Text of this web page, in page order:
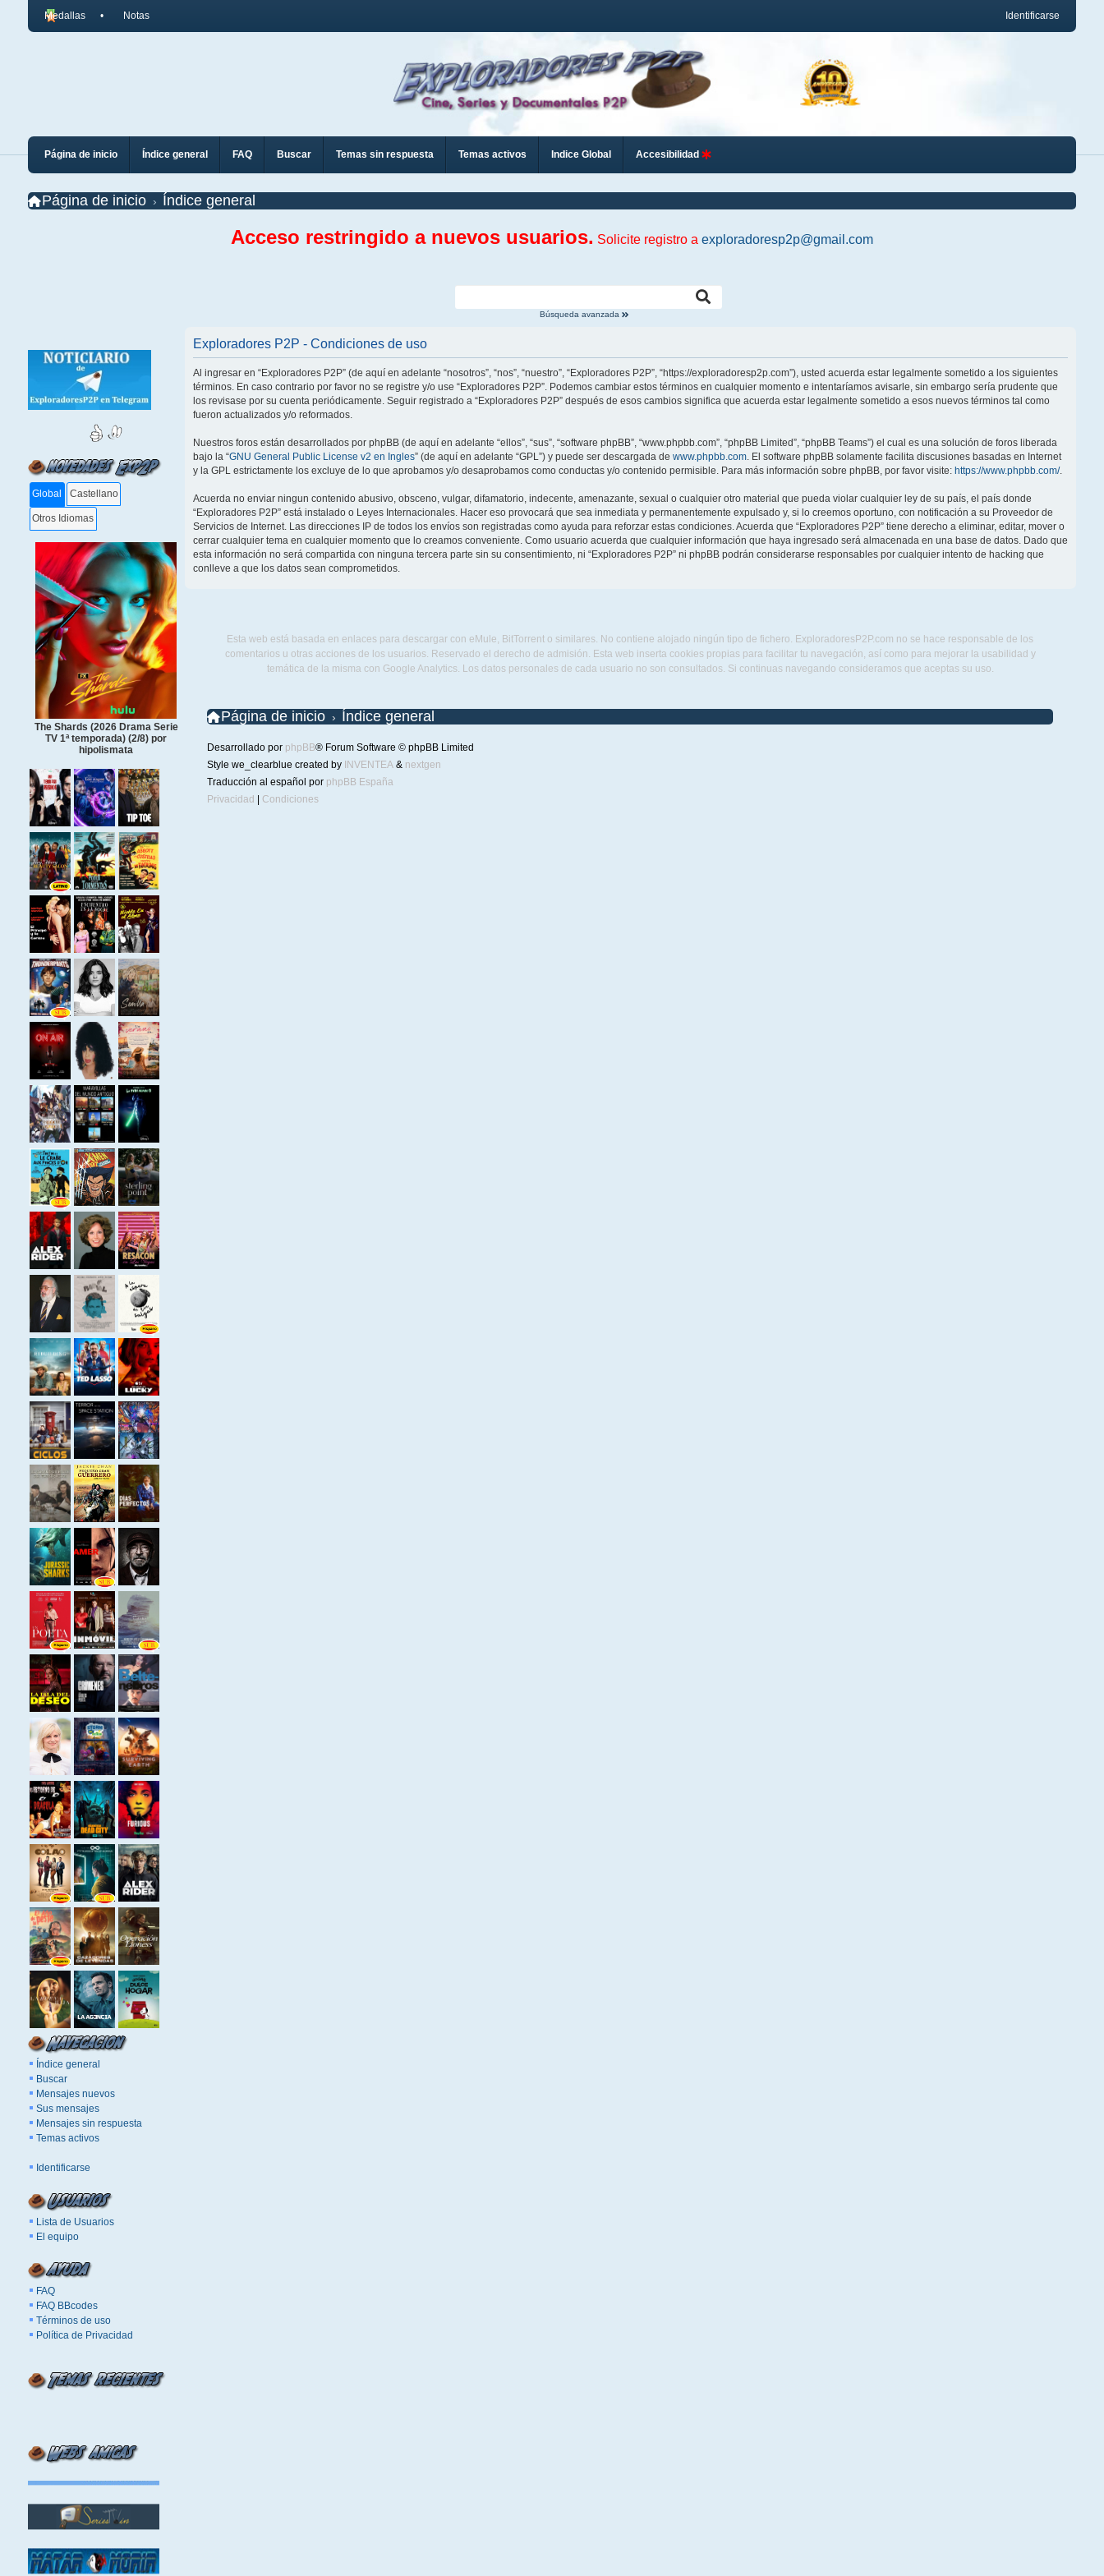
Identificarse
Medallas Notas
Página de inicio Índice general FAQ Buscar Temas sin respuesta Temas activos Indice Global Accesibilidad
Página de inicio Índice general
Acceso restringido a nuevos usuarios. Solicite registro a exploradoresp2p@gmail.com
Búsqueda avanzada
Global Castellano
Otros Idiomas
The Shards (2026 Drama Serie
TV 1ª temporada) (2/8) por
hipolismata
Índice general
Buscar
Mensajes nuevos
Sus mensajes
Mensajes sin respuesta
Temas activos
Identificarse
Lista de Usuarios
El equipo
FAQ
FAQ BBcodes
Términos de uso
Política de Privacidad
Exploradores P2P - Condiciones de uso
Al ingresar en “Exploradores P2P” (de aquí en adelante “nosotros”, “nos”, “nuestro”, “Exploradores P2P”, “https://exploradoresp2p.com”), usted acuerda estar legalmente sometido a los siguientes
términos. En caso contrario por favor no se registre y/o use “Exploradores P2P”. Podemos cambiar estos términos en cualquier momento e intentaríamos avisarle, sin embargo sería prudente que
los revisase por su cuenta periódicamente. Seguir registrado a “Exploradores P2P” después de esos cambios significa que acuerda estar legalmente sometido a esos nuevos términos tal como
fueron actualizados y/o reformados.
Nuestros foros están desarrollados por phpBB (de aquí en adelante “ellos”, “sus”, “software phpBB”, “www.phpbb.com”, “phpBB Limited”, “phpBB Teams”) el cual es una solución de foros liberada
bajo la “GNU General Public License v2 en Ingles” (de aquí en adelante “GPL”) y puede ser descargada de www.phpbb.com. El software phpBB solamente facilita discusiones basadas en Internet
y la GPL estrictamente los excluye de lo que aprobamos y/o desaprobamos como conductas y/o contenido permisible. Para más información sobre phpBB, por favor visite: https://www.phpbb.com/.
Acuerda no enviar ningun contenido abusivo, obsceno, vulgar, difamatorio, indecente, amenazante, sexual o cualquier otro material que pueda violar cualquier ley de su país, el país donde
“Exploradores P2P” está instalado o Leyes Internacionales. Hacer eso provocará que sea inmediata y permanentemente expulsado y, si lo creemos oportuno, con notificación a su Proveedor de
Servicios de Internet. Las direcciones IP de todos los envíos son registradas como ayuda para reforzar estas condiciones. Acuerda que “Exploradores P2P” tiene derecho a eliminar, editar, mover o
cerrar cualquier tema en cualquier momento que lo creamos conveniente. Como usuario acuerda que cualquier información que haya ingresado será almacenada en una base de datos. Dado que
esta información no será compartida con ninguna tercera parte sin su consentimiento, ni “Exploradores P2P” ni phpBB podrán considerarse responsables por cualquier intento de hacking que
conlleve a que los datos sean comprometidos.
Esta web está basada en enlaces para descargar con eMule, BitTorrent o similares. No contiene alojado ningún tipo de fichero. ExploradoresP2P.com no se hace responsable de los
comentarios u otras acciones de los usuarios. Reservado el derecho de admisión. Esta web inserta cookies propias para facilitar tu navegación, así como para mejorar la usabilidad y
temática de la misma con Google Analytics. Los datos personales de cada usuario no son consultados. Si continuas navegando consideramos que aceptas su uso.
Página de inicio Índice general
Desarrollado por phpBB® Forum Software © phpBB Limited
Style we_clearblue created by INVENTEA& nextgen
Traducción al español por phpBB España
Privacidad
Condiciones